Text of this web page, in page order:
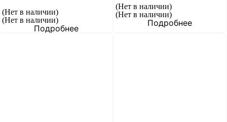
(Нет в наличии)
(Нет в наличии)
Подробнее
(Нет в наличии)
(Нет в наличии)
Подробнее